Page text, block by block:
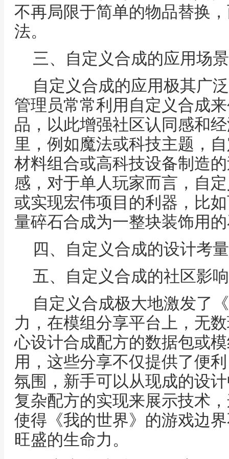
不再局限于简单的物品替换
法。
三、自定义合成的应用场景
自定义合成的应用极其广
管理员常常利用自定义合成
品，以此增强社区认同感和
里，例如魔法或科技主题，
材料组合或高科技设备制造
感，对于单人玩家而言，自
或实现宏伟项目的利器，比
量碎石合成为一整块装饰用
四、自定义合成的设计考量
五、自定义合成的社区影响
自定义合成极大地激发了
力，在模组分享平台上，无
心设计合成配方的数据包或
用，这些分享不仅提供了便
氛围，新手可以从现成的设
复杂配方的实现来展示技术
使得《我的世界》的游戏边
旺盛的生命力。